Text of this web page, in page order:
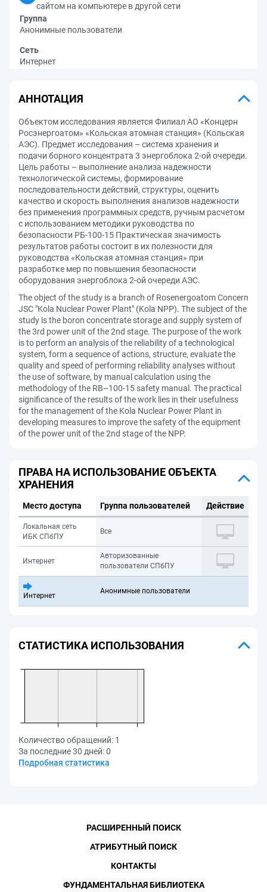
сайтом на компьютере в другой сети
Группа
Анонимные пользователи
Сеть
Интернет
АННОТАЦИЯ
Объектом исследования является Филиал АО «Концерн
Росэнергоатом» «Кольская атомная станция» (Кольская
АЭС). Предмет исследования – система хранения и
подачи борного концентрата 3 энергоблока 2-ой очереди.
Цель работы – выполнение анализа надежности
технологической системы, формирование
последовательности действий, структуры, оценить
качество и скорость выполнения анализов надежности
без применения программных средств, ручным расчетом
с использованием методики руководства по
безопасности РБ-100-15 Практическая значимость
результатов работы состоит в их полезности для
руководства «Кольская атомная станция» при
разработке мер по повышения безопасности
оборудования энергоблока 2-ой очереди АЭС.
The object of the study is a branch of Rosenergoatom Concern
JSC "Kola Nuclear Power Plant" (Kola NPP). The subject of the
study is the boron concentrate storage and supply system of
the 3rd power unit of the 2nd stage. The purpose of the work
is to perform an analysis of the reliability of a technological
system, form a sequence of actions, structure, evaluate the
quality and speed of performing reliability analyses without
the use of software, by manual calculation using the
methodology of the RB–100-15 safety manual. The practical
significance of the results of the work lies in their usefulness
for the management of the Kola Nuclear Power Plant in
developing measures to improve the safety of the equipment
of the power unit of the 2nd stage of the NPP.
ПРАВА НА ИСПОЛЬЗОВАНИЕ ОБЪЕКТА
ХРАНЕНИЯ
Место доступа Группа пользователей Действие
Локальная сеть
ИБК СПбПУ
Все
Интернет
Авторизованные
пользователи СПбПУ
Интернет
Анонимные пользователи
СТАТИСТИКА ИСПОЛЬЗОВАНИЯ
Количество обращений: 1
За последние 30 дней:0
Подробная статистика
РАСШИРЕННЫЙ ПОИСК
АТРИБУТНЫЙ ПОИСК
КОНТАКТЫ
ФУНДАМЕНТАЛЬНАЯ БИБЛИОТЕКА